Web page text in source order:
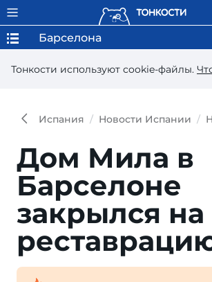
Тонкости используют сookie-файлы.
Барселона
Испания Новости Испании
Дом Мила в
Барселоне
закрылся на